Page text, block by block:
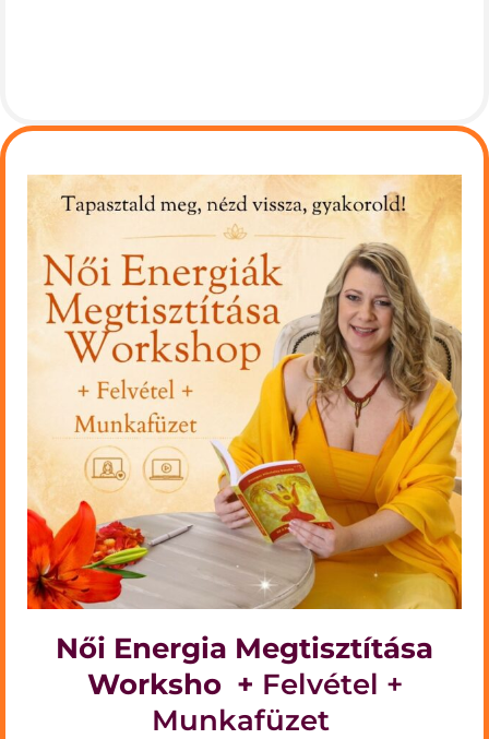
Női Energia Megtisztítása
Worksho + Felvétel +
Munkafüzet